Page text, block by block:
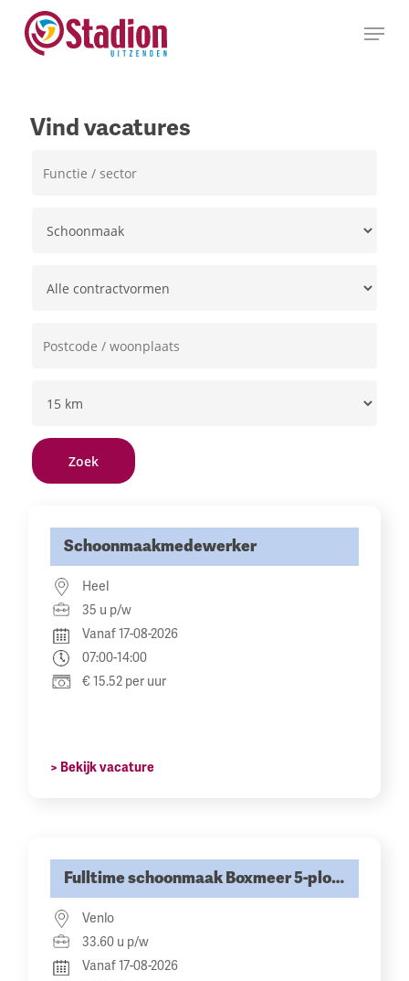
naar
hoofdinhoud
Menu
Vind vacatures
Schoonmaakmedewerker
Heel
35 u p/w
Vanaf 17-08-2026
07:00-14:00
€ 15.52 per uur
> Bekijk vacature
Fulltime schoonmaak Boxmeer 5-ploegen
Venlo
33.60 u p/w
Vanaf 17-08-2026